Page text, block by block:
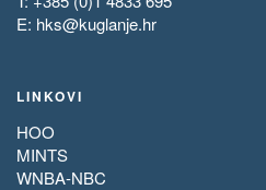
E: hks@kuglanje.hr
LINKOVI
HOO
MINTS
WNBA-NBC